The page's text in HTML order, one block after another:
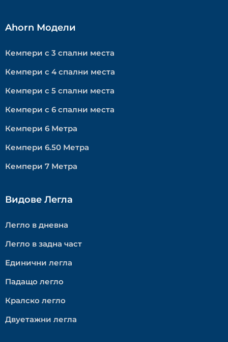
Ahorn Модели
Кемпери с 3 спални места
Кемпери с 4 спални места
Кемпери с 5 спални места
Кемпери с 6 спални места
Кемпери 6 Метра
Кемпери 6.50 Метра
Кемпери 7 Метра
Видове Легла
Легло в дневна
Легло в задна част
Единични легла
Падащо легло
Кралско легло
Двуетажни легла